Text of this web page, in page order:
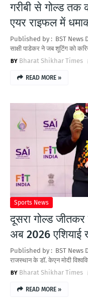
गरीबी से गोल्ड तक
एयर राइफल में
Published by : BST News
साक्षी पाडेकर ने जब शूटिंग को
Bharat Shikhar Times
READ MORE »
Sports News
दूसरा गोल्ड
अब 2026 एशियाई
Published by : BST News
राजस्थान के डॉ. केएन मोदी
Bharat Shikhar Times
READ MORE »